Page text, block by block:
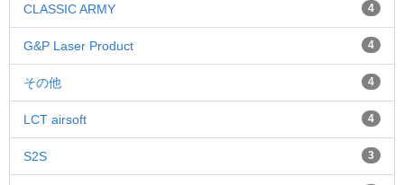
CLASSIC ARMY 4
G&P Laser Product 4
その他 4
LCT airsoft 4
S2S 3